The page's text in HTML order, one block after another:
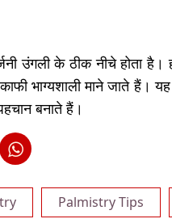
उंगली के ठीक नीचे होता
भाग्यशाली माने जाते हैं।
बनाते हैं।
Palmistry Tips